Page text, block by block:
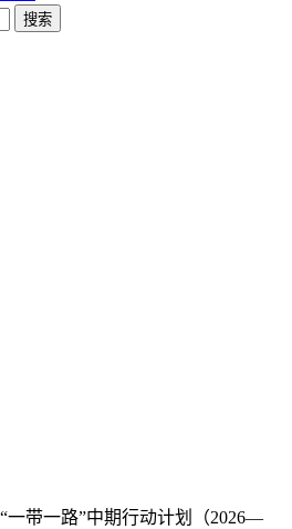
搜索
一带一路”中期行动计划（2026—